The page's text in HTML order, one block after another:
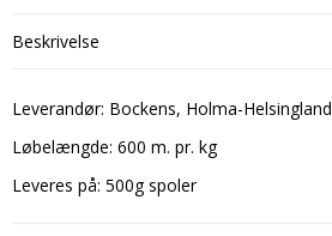
Beskrivelse
Leverandør: Bockens, Holma-Helsingland
Løbelængde: 600 m. pr. kg
Leveres på: 500g spoler